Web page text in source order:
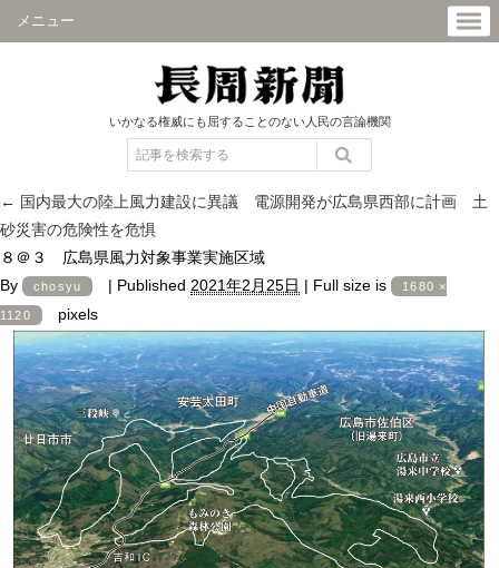
メニュー
いかなる権威にも屈することのない人民の言論機関
← 国内最大の陸上風力建設に異議 電源開発が広島県西部に計画 土
砂災害の危険性を危惧
８＠３ 広島県風力対象事業実施区域
By
chosyu | Published 2021年2月25日 | Full size is 1680 ×
1120 pixels